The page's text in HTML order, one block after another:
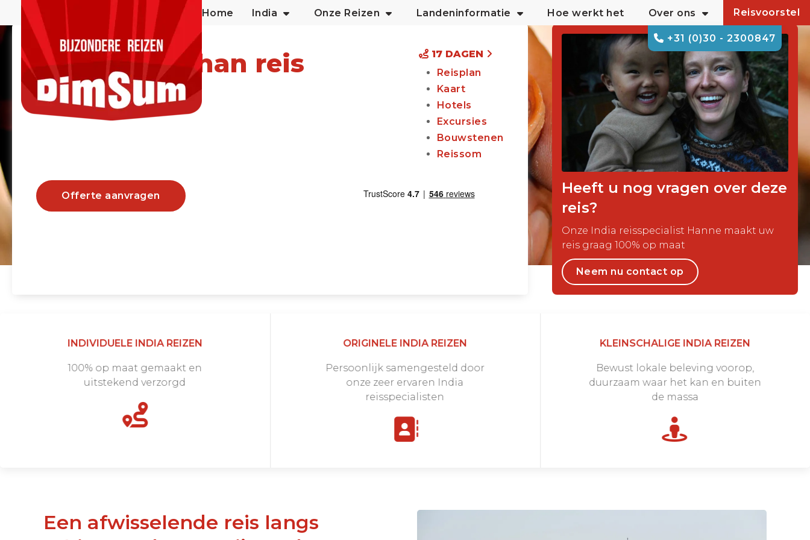
+31 (0)30 - 2300847
Home India Onze Reizen Landeninformatie Hoe werkt het Over ons Reisvoorstel
India Rajasthan reis
Vanaf €2250
17 DAGEN
Reisplan
Kaart
Hotels
Excursies
Bouwstenen
Reissom
Offerte aanvragen
Heeft u nog vragen over deze
reis?
Onze India reisspecialist Hanne maakt uw
reis graag 100% op maat
Neem nu contact op
INDIVIDUELE INDIA REIZEN
100% op maat gemaakt en
uitstekend verzorgd
ORIGINELE INDIA REIZEN
Persoonlijk samengesteld door
onze zeer ervaren India
reisspecialisten
KLEINSCHALIGE INDIA REIZEN
Bewust lokale beleving voorop,
duurzaam waar het kan en buiten
de massa
Een afwisselende reis langs